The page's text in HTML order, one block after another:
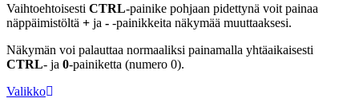
Vaihtoehtoisesti CTRL-painike pohjaan pidettynä voit painaa
näppäimistöltä + ja - -painikkeita näkymää muuttaaksesi.
Näkymän voi palauttaa normaaliksi painamalla yhtäaikaisesti
CTRL- ja 0-painiketta (numero 0).
Valikko